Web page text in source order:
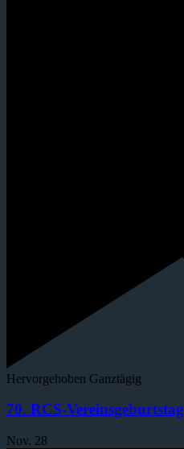
Hervorgehoben Ganztägig
70. RCS-Vereinsgeburtstag
Nov. 28